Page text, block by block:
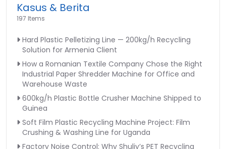
label
Kasus & Berita
197 Items
Hard Plastic Pelletizing Line — 200kg/h Recycling
Solution for Armenia Client
How a Romanian Textile Company Chose the Right
Industrial Paper Shredder Machine for Office and
Warehouse Waste
600kg/h Plastic Bottle Crusher Machine Shipped to
Guinea
Soft Film Plastic Recycling Machine Project: Film
Crushing & Washing Line for Uganda
Factory Noise Control: Why Shuliy’s PET Recycling